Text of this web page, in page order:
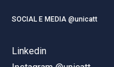
SOCIAL E MEDIA @unicatt
Linkedin